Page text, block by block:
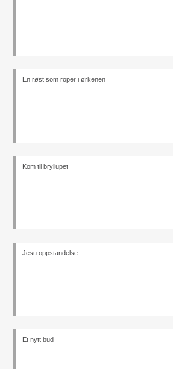
En røst som roper i ørkenen
Kom til bryllupet
Jesu oppstandelse
Et nytt bud